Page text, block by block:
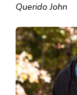
Querido John